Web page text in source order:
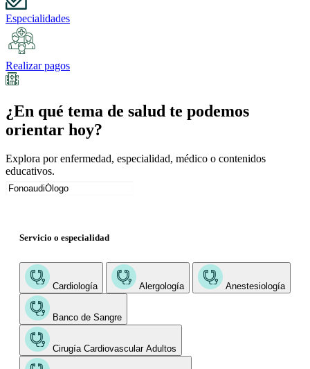
Especialidades
Realizar pagos
¿En qué tema de salud te podemos
orientar hoy?
Explora por enfermedad, especialidad, médico o contenidos
educativos.
Servicio o especialidad
Cardiología Alergología Anestesiología
Banco de Sangre
Cirugía Cardiovascular Adultos